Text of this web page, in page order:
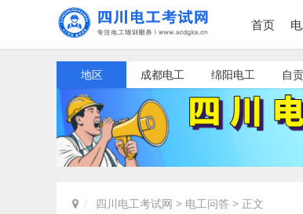
首页
地区 成都电工 绵阳电工 自
四川电工考试网 > 电工问答 > 正文